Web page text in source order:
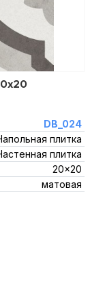
DB_024
плитка
плитка
20x20
матовая